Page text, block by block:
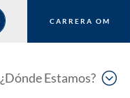
CARRERA OM
;
¿Dónde Estamos?